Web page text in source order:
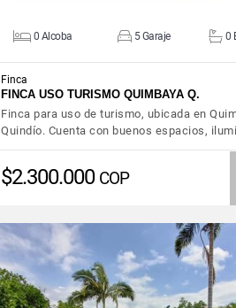
0 Alcoba 5 Garaje 0
Finca
FINCA USO TURISMO QUIMBAYA Q.
Finca para uso de turismo, ubicada en
Quindío. Cuenta con buenos espacios,
$2.300.000 COP